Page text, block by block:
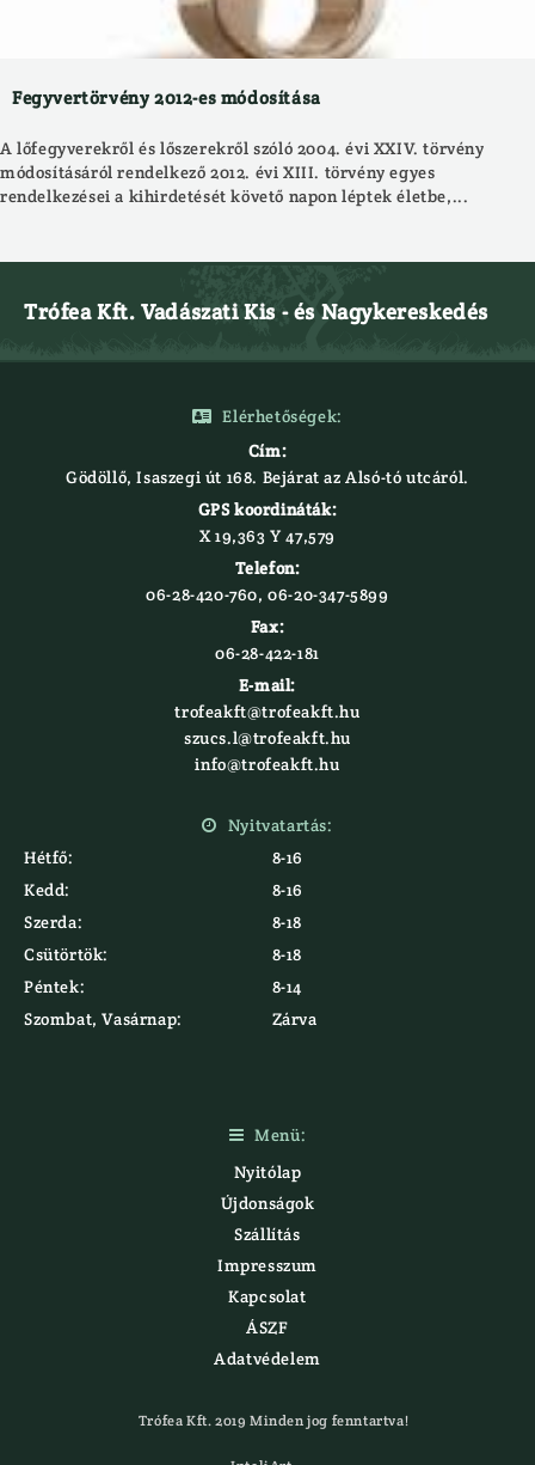
Fegyvertörvény 2012-es módosítása
A lőfegyverekről és lőszerekről szóló 2004. évi XXIV. törvény
módosításáról rendelkező 2012. évi XIII. törvény egyes
rendelkezései a kihirdetését követő napon léptek életbe,...
Trófea Kft. Vadászati Kis - és Nagykereskedés

Elérhetőségek:
Cím:
Gödöllő, Isaszegi út 168. Bejárat az Alsó-tó utcáról.
GPS koordináták:
X 19,363 Y 47,579‍
Telefon:
06-28-420-760, 06-20-347-5899
Fax:
06-28-422-181
E-mail:
trofeakft@trofeakft.hu
szucs.l@trofeakft.hu
info@trofeakft.hu

Nyitvatartás:
Hétfő:
8-16
Kedd:
8-16
Szerda:
8-18
Csütörtök:
8-18
Péntek:
8-14
Szombat, Vasárnap:
Zárva

Menü:
Nyitólap
Újdonságok
Szállítás
Impresszum
Kapcsolat
ÁSZF
Adatvédelem
Trófea Kft. 2019 Minden jog fenntartva!